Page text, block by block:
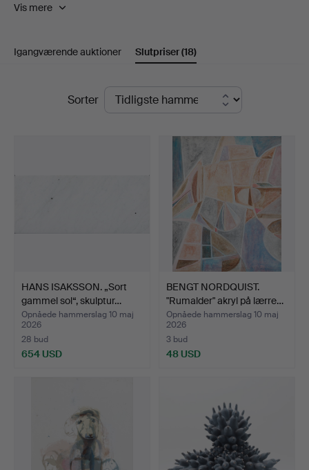
that contemporary art represents, including Karin
Labba.
Welcome to take a look at the catalogue and discover
some of the artists who are part of the contemporary art
Vis mere
Igangværende auktioner Slutpriser(18)
SlutpriserSorter
HANS ISAKSSON. „Sort
gammel sol“, skulptur…
Opnåede hammerslag 10 maj
2026
28 bud
654 USD
BENGT NORDQUIST.
"Rumalder" akryl på lærre…
Opnåede hammerslag 10 maj
2026
3 bud
48 USD